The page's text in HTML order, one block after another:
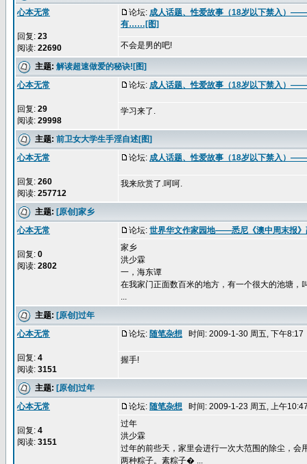
心本无常
回复: 23
阅读: 22690
论坛: 成人话题、性爱故事（18岁以下禁入）
有……[图]
不会是男的吧!
主题: 解读超速做爱的秘诀![图]
心本无常
回复: 29
阅读: 29998
论坛: 成人话题、性爱故事（18岁以下禁入）
学习来了.
主题: 前卫女大学生手淫自述[图]
心本无常
回复: 260
阅读: 257712
论坛: 成人话题、性爱故事（18岁以下禁入）
我来欣赏了.呵呵.
主题: [原创]家乡
心本无常
回复: 0
阅读: 2802
论坛: 世界华文作家园地——悉尼《澳中周末报》
家乡
洪少霖
一，海东谭
在我家门正面数百米的地方，有一个很大的池塘
...
主题: [原创]过年
心本无常
回复: 4
阅读: 3151
论坛: 随笔杂想 时间: 2009-1-30 周五, 下午
握手!
主题: [原创]过年
心本无常
回复: 4
阅读: 3151
论坛: 随笔杂想 时间: 2009-1-23 周五, 上午
过年
洪少霖
过年的前些天，家里会进行一次大范围的除尘，
两种粽子。素粽子� ...